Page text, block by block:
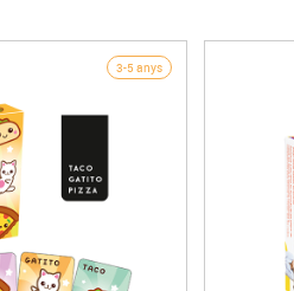
3-5 anys